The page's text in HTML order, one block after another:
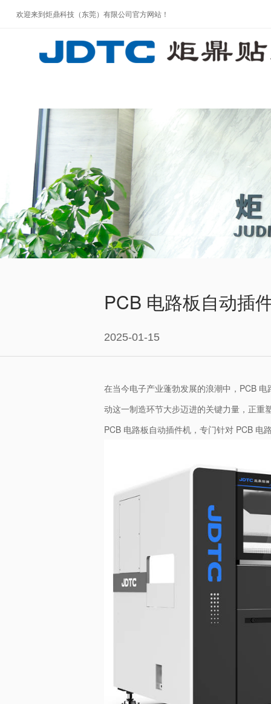
欢迎来到炬鼎科技（东莞）有限公司官方网站！
PCB 电路板自动插
2025-01-15
在当今电子产业蓬勃发展的浪潮中，PCB
动这一制造环节大步迈进的关键力量，正重
PCB 电路板自动插件机，专门针对 PCB 电